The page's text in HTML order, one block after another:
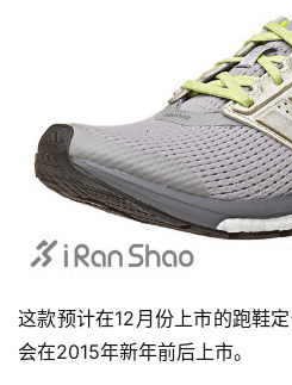
这款预计在12月份上市的跑鞋
会在2015年新年前后上市。